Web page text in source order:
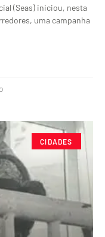
(Seas) iniciou, nesta
uma campanha
CIDADES